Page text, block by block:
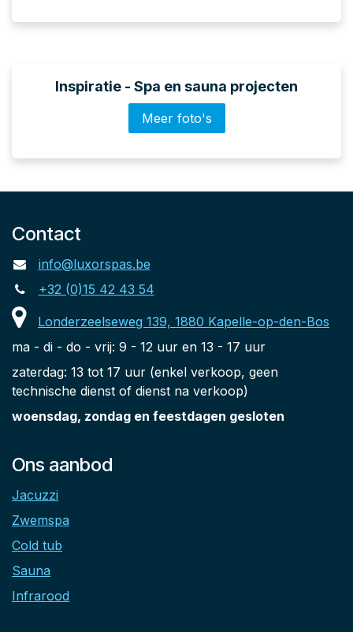
Inspiratie - Spa en sauna projecten
Meer foto's
Contact
info@luxorspas.be
+32 (0)15 42 43 54
Londerzeelseweg 139, 1880 Kapelle-op-den-Bos
ma - di - do - vrij: 9 - 12 uur en 13 - 17 uur
zaterdag: 13 tot 17 uur (enkel verkoop, geen
technische dienst of dienst na verkoop)
woensdag, zondag en feestdagen gesloten
Ons aanbod
Jacuzzi
Zwemspa
Cold tub
Sauna
Infrarood